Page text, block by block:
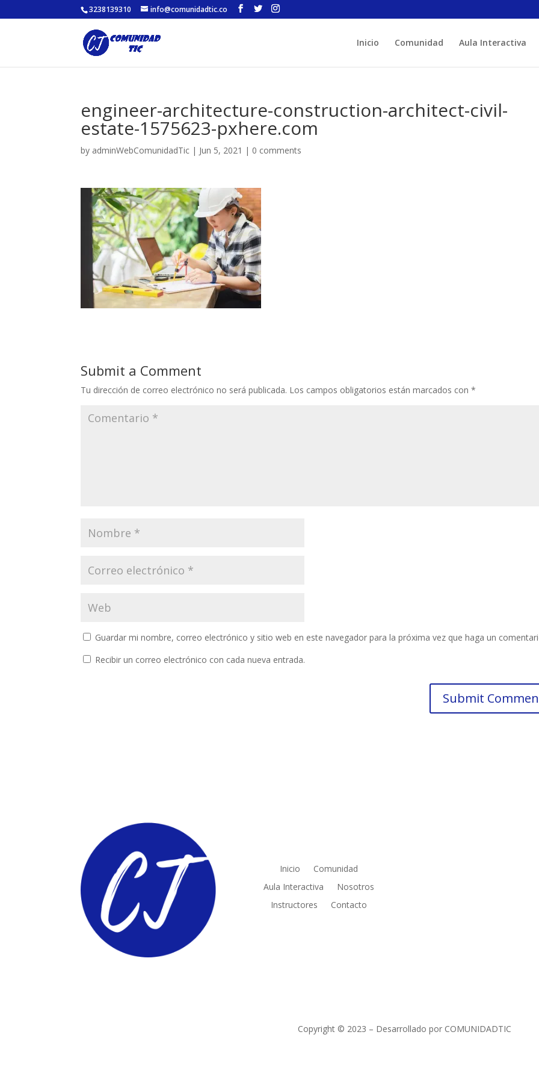
3238139310 info@comunidadtic.co
Inicio Comunidad Aula Interactiva
engineer-architecture-construction-architect-civil-
estate-1575623-pxhere.com
by adminWebComunidadTic | Jun 5, 2021 | 0 comments
Submit a Comment
Tu dirección de correo electrónico no será publicada. Los campos obligatorios están marcados con*
Guardar mi nombre, correo electrónico y sitio web en este navegador para la próxima vez que haga un
Recibir un correo electrónico con cada nueva entrada.
Inicio
Comunidad
Aula Interactiva
Nosotros
Instructores
Contacto
Copyright © 2023 – Desarrollado por COMUNIDADTIC